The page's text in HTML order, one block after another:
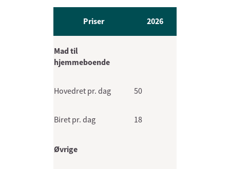
Priser 2026
Mad til
hjemmeboende
Hovedret pr. dag 50
Biret pr. dag 18
Øvrige